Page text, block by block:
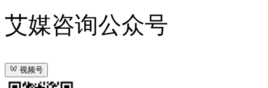
艾媒咨询公众号
视频号